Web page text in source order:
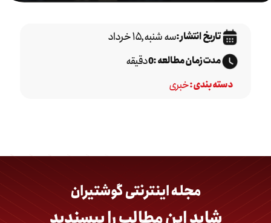
تاریخ انتشار :سه شنبه,۱۵ خرداد
مدت زمان مطالعه :0دقیقه
دسته بندی :خبری
مجله اینترنتی گوشتیران